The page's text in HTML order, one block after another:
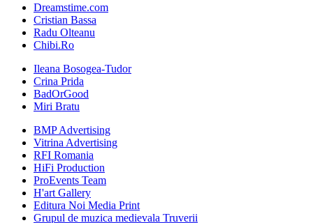
Dreamstime.com
Cristian Bassa
Radu Olteanu
Chibi.Ro
Ileana Bosogea-Tudor
Crina Prida
BadOrGood
Miri Bratu
BMP Advertising
Vitrina Advertising
RFI Romania
HiFi Production
ProEvents Team
H'art Gallery
Editura Noi Media Print
Grupul de muzica medievala Truverii